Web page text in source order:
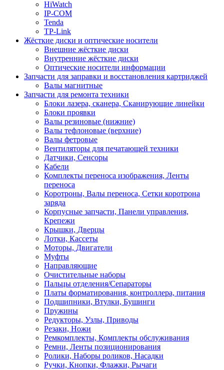
HiWatch
IP-COM
Tenda
TP-Link
Жёсткие диски и оптические носители
Внешние жёсткие диски
Внутренние жёсткие диски
Оптические носители информации
Запчасти для заправки и восстановления картриджей
Валы магнитные
Запчасти для ремонта техники
Блоки лазера, сканера, Сканирующие линейки
Блоки проявки
Валы резиновые (нижние)
Валы тефлоновые (верхние)
Валы фетровые
Вентиляторы для печатающей техники
Датчики, Сенсоры
Кабели
Комплекты переноса изображения, Ленты
переноса
Коротроны, Валы переноса, Сетки коротрона
заряда
Корпусные запчасти, Панели управления,
Крепежи
Крышки, Дверцы
Лотки, Кассеты
Моторы, Двигатели
Муфты
Направляющие
Очистительные наборы
Пальцы отделения/Сепараторы
Платы форматирования, контроллера, питания
Подшипники, Втулки, Бушинги
Пружины
Редукторы, Узлы, Приводы
Резаки, Ножи
Ремкомплекты, Комплекты обслуживания
Ремни, Ленты позиционирования
Ролики, Наборы роликов, Насадки
Ручки, Кнопки, Флажки, Рычаги